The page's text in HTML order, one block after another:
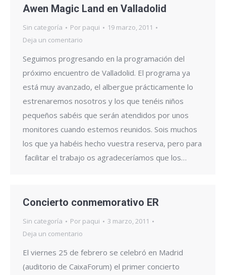
Awen Magic Land en Valladolid
Sin categoría Por paqui
19 marzo, 2011
Deja un comentario
Seguimos progresando en la programación del
próximo encuentro de Valladolid. El programa ya
está muy avanzado, el albergue prácticamente lo
estrenaremos nosotros y los que tenéis niños
pequeños sabéis que serán atendidos por unos
monitores cuando estemos reunidos. Sois muchos
los que ya habéis hecho vuestra reserva, pero para
facilitar el trabajo os agradeceríamos que los…
Concierto conmemorativo ER
Sin categoría Por paqui
3 marzo, 2011
Deja un comentario
El viernes 25 de febrero se celebró en Madrid
(auditorio de CaixaForum) el primer concierto